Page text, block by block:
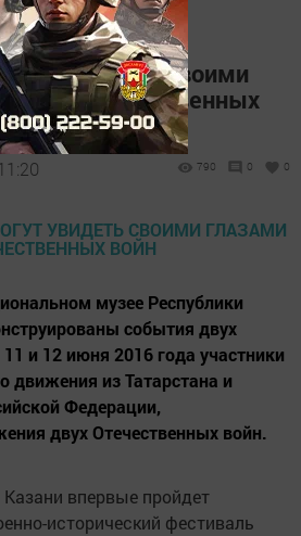
увидеть своими
двух Отечественных
790 0 0
музее Республики
события двух
и 12 июня 2016 года участники
движения из Татарстана и
Федерации,
двух Отечественных войн.
впервые пройдет
исторический фестиваль